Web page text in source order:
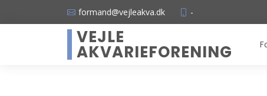
formand@vejleakva.dk -
VEJLE
AKVARIEFORENING